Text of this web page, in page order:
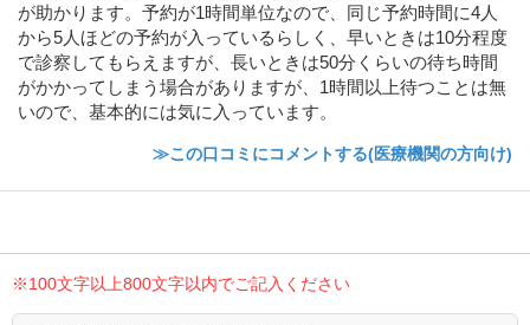
が助かります。予約が1時間単位なので、同じ予約時間に4人
から5人ほどの予約が入っているらしく、早いときは10分程度
で診察してもらえますが、長いときは50分くらいの待ち時間
がかかってしまう場合がありますが、1時間以上待つことは無
いので、基本的には気に入っています。
≫この口コミにコメントする(医療機関の方向け)
※100文字以上800文字以内でご記入ください